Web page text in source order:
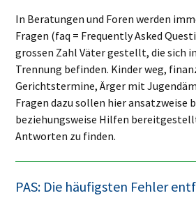
In Beratungen und Foren werden
Fragen (faq = Frequently Asked
grossen Zahl Väter gestellt, die sich
Trennung befinden. Kinder weg,
Gerichtstermine, Ärger mit
Fragen dazu sollen hier ansatzweise
beziehungsweise Hilfen
Antworten zu finden.
PAS: Die häufigsten Fehler